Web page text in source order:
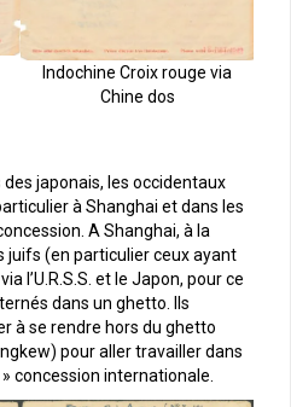
Indochine Croix rouge via
Chine dos
japonais, les occidentaux
à Shanghai et dans les
A Shanghai, à la
juifs (en particulier ceux ayant
l’U.R.S.S. et le Japon, pour ce
dans un ghetto. Ils
à se rendre hors du ghetto
pour aller travailler dans
concession internationale.